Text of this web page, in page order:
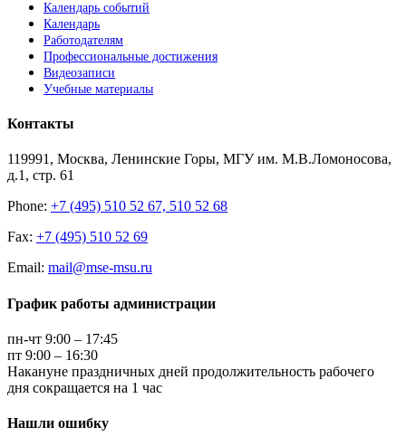
Календарь событий
Календарь
Работодателям
Профессиональные достижения
Видеозаписи
Учебные материалы
Контакты
119991, Москва, Ленинские Горы, МГУ им. М.В.Ломоносова,
д.1, стр. 61
Phone: +7 (495) 510 52 67, 510 52 68
Fax: +7 (495) 510 52 69
Email: mail@mse-msu.ru
График работы администрации
пн-чт 9:00 – 17:45
пт 9:00 – 16:30
Накануне праздничных дней продолжительность рабочего
дня сокращается на 1 час
Нашли ошибку